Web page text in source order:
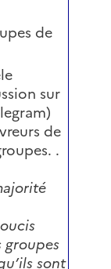
de
sur
de
.
groupes
sont